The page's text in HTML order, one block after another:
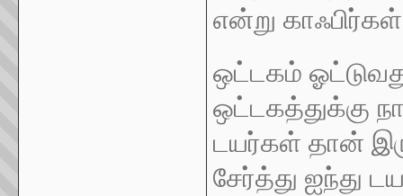
என்று
ஒட்டகம்
ஒட்டகத்துக்கு
டயர்கள் தான்
சேர்த்து ஐந்து